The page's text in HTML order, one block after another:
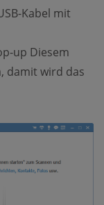
Kabel mit
up Diesem
damit wird das